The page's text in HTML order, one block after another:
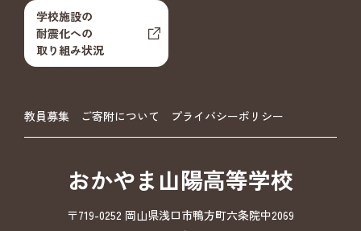
学校施設の
耐震化への
取り組み状況
教員募集 ご寄附について プライバシーポリシー
おかやま山陽高等学校
〒719-0252 岡山県浅口市鴨方町六条院中2069